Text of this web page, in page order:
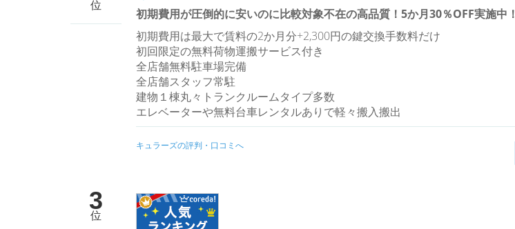
位
初期費用が圧倒的に安いのに比較対象不在の高品質！5か月30％OFF実施中！
初期費用は最大で賃料の2か月分+2,300円の鍵交換手数料だけ
初回限定の無料荷物運搬サービス付き
全店舗無料駐車場完備
全店舗スタッフ常駐
建物１棟丸々トランクルームタイプ多数
エレベーターや無料台車レンタルありで軽々搬入搬出
キュラーズの評判・口コミへ
3
位